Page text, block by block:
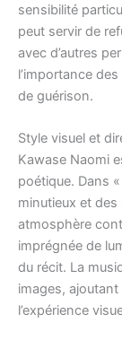
sensibilité
peut servir de
avec d’autres
l’importance
de guérison.
Style visuel et
Kawase Naomi
poétique. Dans
minutieux et
atmosphère
imprégnée de
du récit. La
images,
l’expérience